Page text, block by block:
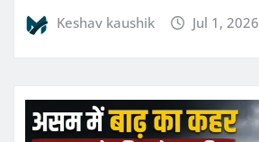
Keshav kaushik Jul 1, 2026